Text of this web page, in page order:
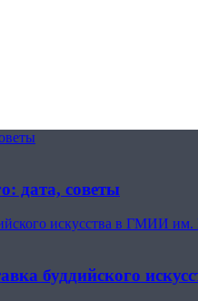
дата, советы
искусства в ГМИИ
буддийского